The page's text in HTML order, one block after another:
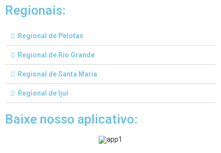
Regionais:
Regional de Pelotas
Regional de Rio Grande
Regional de Santa Maria
Regional de Ijuí
Baixe nosso aplicativo: